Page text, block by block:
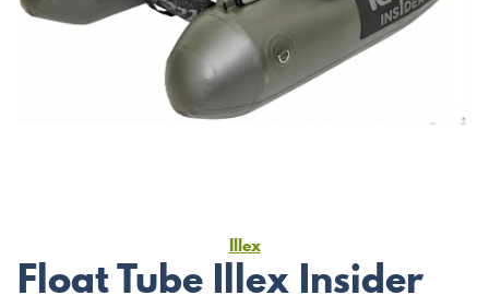
Illex
Float Tube Illex Insider